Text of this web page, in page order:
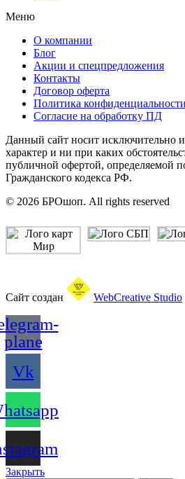
Меню
О компании
Блог
Акции и спецпредложения
Контакты
Договор оферта
Политика конфиденциальности
Согласие на обработку ПД
Данный сайт носит исключительно
характер и ни при каких
публичной офертой, определяемой
Гражданского кодекса РФ.
© 2026 БРОшоп. All rights reserved
Сайт создан WebCreative Studio
plane
Vk
Закрыть